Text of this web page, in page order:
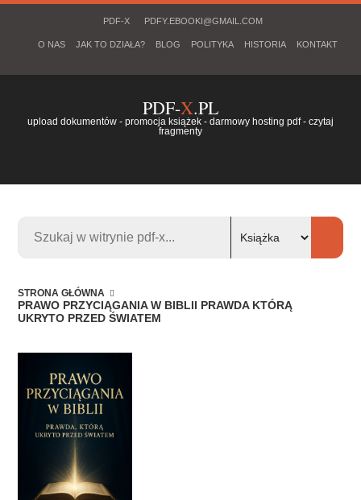
PDF-X PDFY.EBOOKI@GMAIL.COM
O NAS JAK TO DZIAŁA? BLOG POLITYKA HISTORIA KONTAKT
PDF-X.PL
upload dokumentów - promocja książek - darmowy hosting pdf - czytaj
fragmenty
STRONA GŁÓWNA
PRAWO PRZYCIĄGANIA W BIBLII PRAWDA KTÓRĄ
UKRYTO PRZED ŚWIATEM